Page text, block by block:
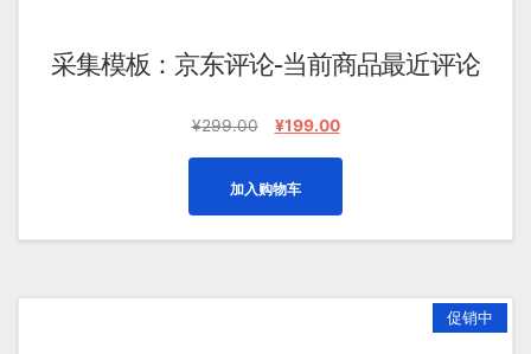
采集模板：京东评论-当前商品最近评论
¥299.00
原
¥299.00。
¥199.00当
为：
¥199.00。
加入购物车
促销中